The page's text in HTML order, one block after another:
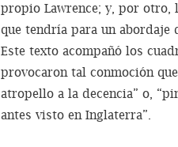
propio Lawrence; y, por otro,
que tendría para un abordaje
Este texto acompañó los
provocaron tal conmoción
atropello a la decencia” o,
antes visto en Inglaterra”.